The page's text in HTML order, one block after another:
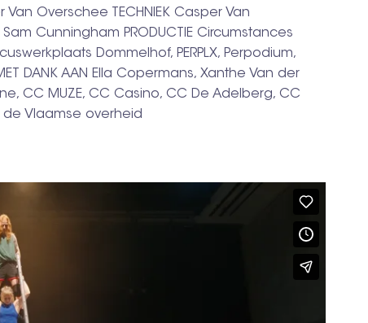
Van Overschee TECHNIEK Casper Van
Sam Cunningham PRODUCTIE Circumstances
Dommelhof, PERPLX, Perpodium,
DANK AAN Ella Copermans, Xanthe Van der
CC MUZE, CC Casino, CC De Adelberg, CC
de Vlaamse overheid